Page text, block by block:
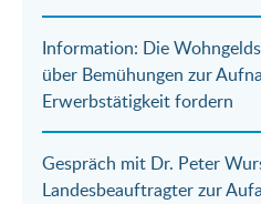
Information: Die
über Bemühungen zur
Erwerbstätigkeit fordern
Gespräch mit Dr. Peter
Landesbeauftragter zur